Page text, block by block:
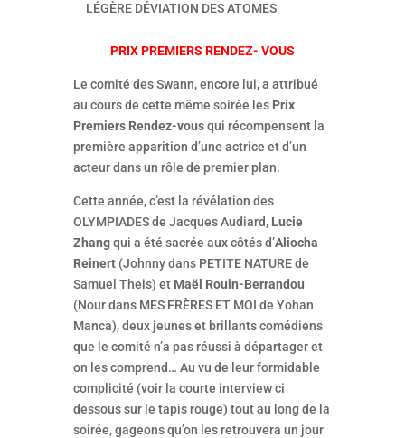
LÉGÈRE DÉVIATION DES ATOMES
PRIX PREMIERS RENDEZ- VOUS
Le comité des Swann, encore lui, a attribué
au cours de cette même soirée les Prix
Premiers Rendez-vousqui récompensent la
première apparition d’une actrice et d’un
acteur dans un rôle de premier plan.
Cette année, c’est la révélation des
OLYMPIADES de Jacques Audiard, Lucie
Zhangqui a été sacrée aux côtés d’Aliocha
Reinert(Johnny dans PETITE NATURE de
Samuel Theis) et Maël Rouin-Berrandou
(Nour dans MES FRÈRES ET MOI de Yohan
Manca), deux jeunes et brillants comédiens
que le comité n’a pas réussi à départager et
on les comprend… Au vu de leur formidable
complicité (voir la courte interview ci
dessous sur le tapis rouge) tout au long de la
soirée, gageons qu’on les retrouvera un jour